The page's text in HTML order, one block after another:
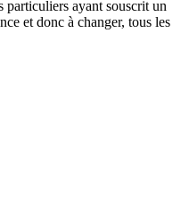
particuliers ayant souscrit un
et donc à changer, tous les